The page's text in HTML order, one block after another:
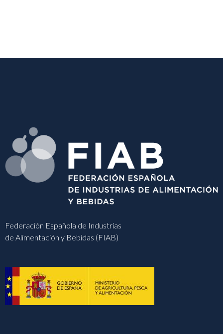
Federación Española de Industrias
de Alimentación y Bebidas (FIAB)